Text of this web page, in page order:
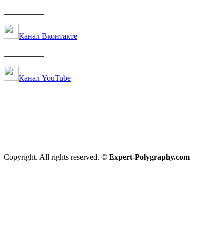
Канал Вконтакте
Канал YouTube
Copyright. All rights reserved. © Expert-Polygraphy.com